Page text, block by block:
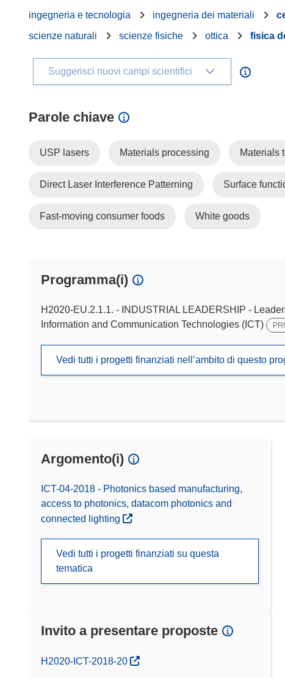
ingegneria e tecnologia
ingegneria dei materiali
scienze naturali
scienze fisiche ottica fisica
Suggerisci nuovi campi scientifici
Parole chiave
USP lasers Materials processing Materials
Direct Laser Interference Patterning Surface
Fast-moving consumer foods White goods
Programma(i)
H2020-EU.2.1.1. - INDUSTRIAL LEADERSHIP -
Information and Communication Technologies (ICT)
Vedi tutti i progetti finanziati nell’ambito di questo
Argomento(i)
ICT-04-2018 - Photonics based manufacturing,
access to photonics, datacom photonics and
connected lighting
Vedi tutti i progetti finanziati su questa
tematica
Invito a presentare proposte
(si apre in una nuova finestra)
H2020-ICT-2018-20